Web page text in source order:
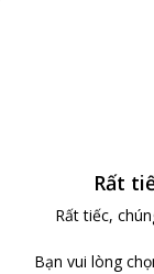
Rất
Rất tiếc,
Bạn vui lòng